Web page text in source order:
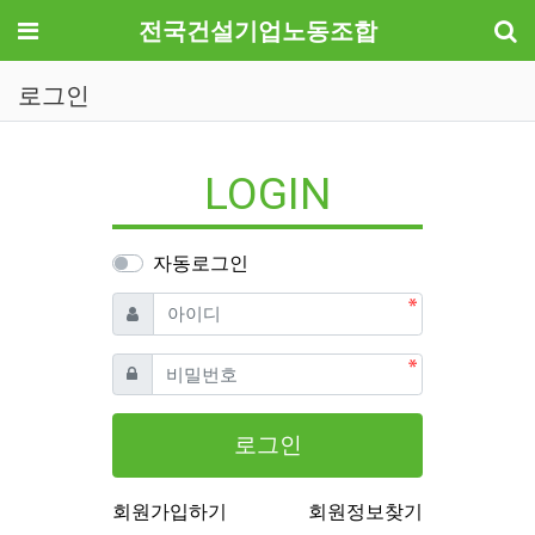
메뉴 전국건설기업노동조합
로그인
LOGIN
자동로그인
아이디 필수
비밀번호필수
로그인
회원가입하기 회원정보찾기